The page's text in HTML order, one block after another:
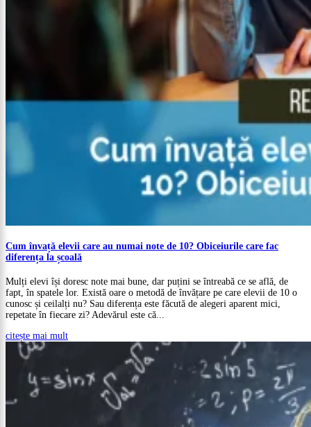
Cum învață elevii care au numai note de 10? Obiceiurile care fac
diferența la școală
Mulți elevi își doresc note mai bune, dar puțini se întreabă ce se află, de
fapt, în spatele lor. Există oare o metodă de învățare pe care elevii de 10 o
cunosc și ceilalți nu? Sau diferența este făcută de alegeri aparent mici,
repetate în fiecare zi? Adevărul este că...
citește mai mult